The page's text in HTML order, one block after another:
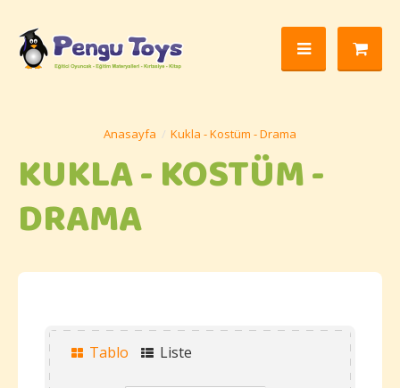
Kukla - Kostüm - Drama
KUKLA - KOSTÜM -
DRAMA
Tablo Liste